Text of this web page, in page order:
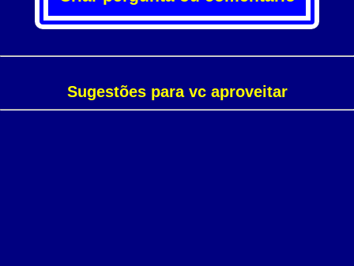
Sugestões para vc aproveitar